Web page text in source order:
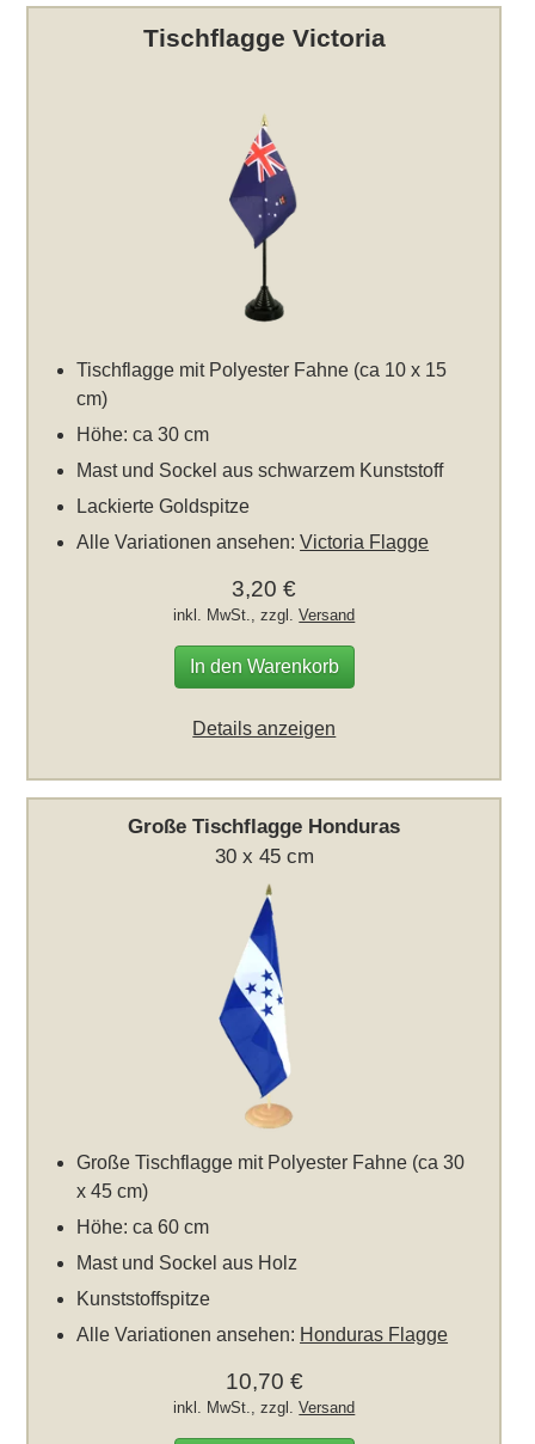
Tischflagge Victoria
Tischflagge mit Polyester Fahne (ca 10 x 15
cm)
Höhe: ca 30 cm
Mast und Sockel aus schwarzem Kunststoff
Lackierte Goldspitze
Alle Variationen ansehen:Victoria Flagge
3,20 €
inkl. MwSt., zzgl.Versand
In den Warenkorb
Details anzeigen
Große Tischflagge Honduras
30 x 45 cm
Große Tischflagge mit Polyester Fahne (ca 30
x 45 cm)
Höhe: ca 60 cm
Mast und Sockel aus Holz
Kunststoffspitze
Alle Variationen ansehen: Honduras Flagge
10,70 €
inkl. MwSt., zzgl.Versand